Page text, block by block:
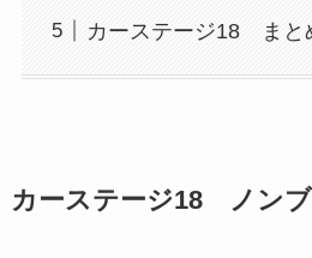
カーステージ18 まと
カーステージ18 ノン